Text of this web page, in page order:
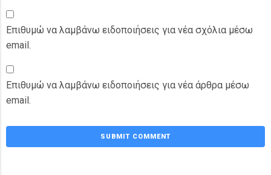
Επιθυμώ να λαμβάνω ειδοποιήσεις για νέα σχόλια μέσω
email.
Επιθυμώ να λαμβάνω ειδοποιήσεις για νέα άρθρα μέσω
email.